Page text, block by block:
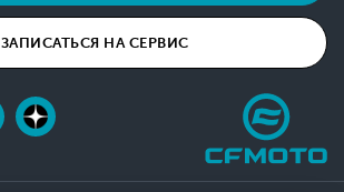
ЗАПИСАТЬСЯ НА СЕРВИС